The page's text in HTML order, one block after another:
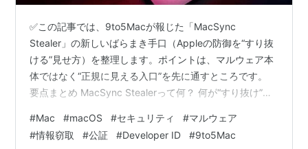
✅この記事では、9to5Macが報じた「MacSync
Stealer」の新しいばらまき手口（Appleの防御を“すり抜
ける”見せ方）を整理します。ポイントは、マルウェア本
体ではなく“正規に見える入口”を先に通すところです。
要点まとめ MacSync Stealerって何？ 何が“すり抜け”な
と公証で「素性チェック」する 今回のズルさ：入口はク
リーン、後から“別便”で持ってくる 詳細解説：Jamfが見
#Mac #macOS #セキュリティ #マルウェア
#情報窃取 #公証 #Developer ID #9to5Mac